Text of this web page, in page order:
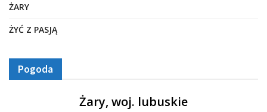
ŻARY
ŻYĆ Z PASJĄ
Pogoda
Żary, woj. lubuskie